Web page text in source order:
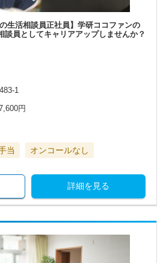
生活相談員正社員】学研ココファンの
談員としてキャリアアップしませんか？
1
円
当 オンコールなし
詳細を見る